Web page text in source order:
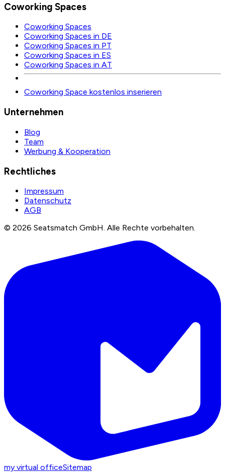
Coworking Spaces
Coworking Spaces
Coworking Spaces in DE
Coworking Spaces in PT
Coworking Spaces in ES
Coworking Spaces in AT
Coworking Space kostenlos inserieren
Unternehmen
Blog
Team
Werbung & Kooperation
Rechtliches
Impressum
Datenschutz
AGB
© 2026 Seatsmatch GmbH. Alle Rechte vorbehalten.
my virtual officeSitemap